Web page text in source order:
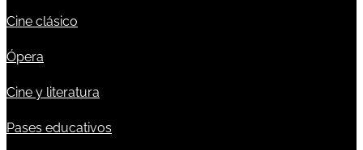
Cine clásico
Ópera
Cine y literatura
Pases educativos